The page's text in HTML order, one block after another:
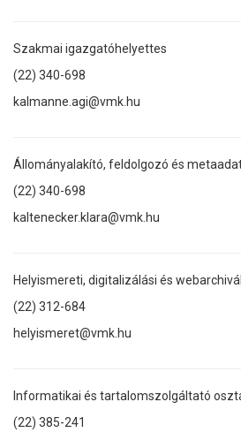
Szakmai igazgatóhelyettes
(22) 340-698
kalmanne.agi@vmk.hu
Állományalakító, feldolgozó és
(22) 340-698
kaltenecker.klara@vmk.hu
Helyismereti, digitalizálási és
(22) 312-684
helyismeret@vmk.hu
Informatikai és tartalomszolgáltató
(22) 385-241